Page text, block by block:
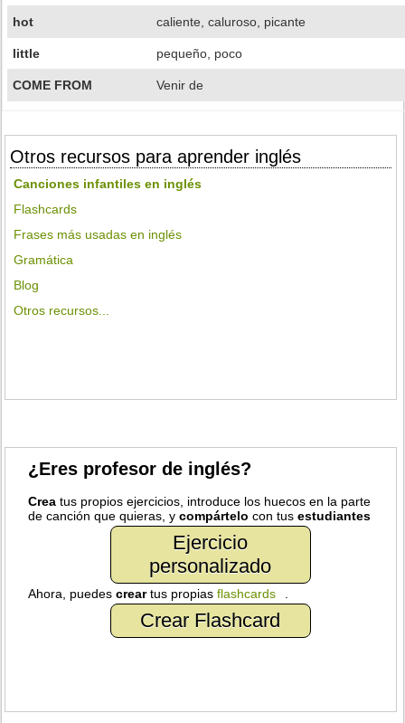
hot caliente, caluroso, picante
little pequeño, poco
COME FROM Venir de
Otros recursos para aprender inglés
Canciones infantiles en inglés
Flashcards
Frases más usadas en inglés
Gramática
Blog
Otros recursos...
¿Eres profesor de inglés?
Crea tus propios ejercicios, introduce los huecos en la parte
de canción que quieras, ycompártelo con tusestudiantes
Ejercicio
personalizado
Ahora, puedescreartus propiasflashcards
Crear Flashcard